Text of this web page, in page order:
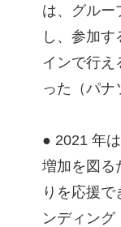
は、グルー
し、参加
インで行え
った（パナ
● 2021 年
増加を図る
りを応援
ンディング